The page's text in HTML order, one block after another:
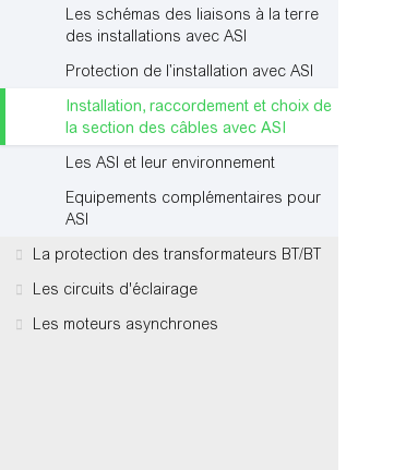
Les schémas des liaisons à la terre
des installations avec ASI
Protection de l’installation avec ASI
Installation, raccordement et choix de
la section des câbles avec ASI
Les ASI et leur environnement
Equipements complémentaires pour
ASI
La protection des transformateurs BT/BT
Les circuits d'éclairage
Les moteurs asynchrones